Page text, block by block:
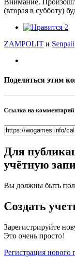
Внимание.
(вторая в субботу)
2
ZAMPOLIT и Senpaii
Поделиться этим
Ссылка на комментарий
Для
учётную
Вы должны быть
Создать
Зарегистрируйте
Это очень просто!
Регистрация нового